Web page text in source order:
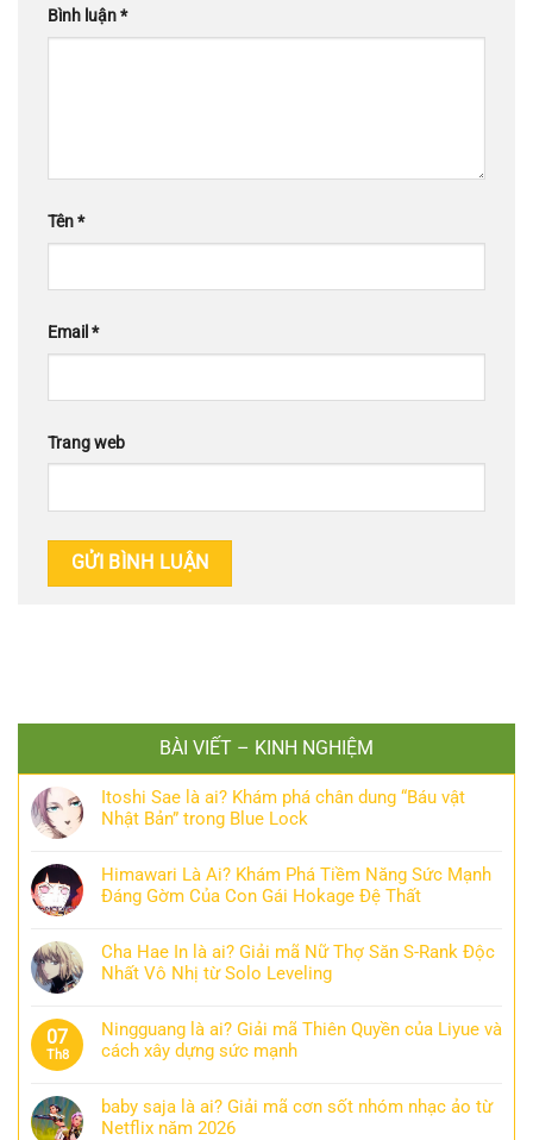
Bình luận*
Tên*
Email *
Trang web
BÀI VIẾT – KINH NGHIỆM
Itoshi Sae là ai? Khám phá chân dung “Báu vật
Nhật Bản” trong Blue Lock
Himawari Là Ai? Khám Phá Tiềm Năng Sức Mạnh
Đáng Gờm Của Con Gái Hokage Đệ Thất
Cha Hae In là ai? Giải mã Nữ Thợ Săn S-Rank Độc
Nhất Vô Nhị từ Solo Leveling
07
Th8
Ningguang là ai? Giải mã Thiên Quyền của Liyue và
cách xây dựng sức mạnh
baby saja là ai? Giải mã cơn sốt nhóm nhạc ảo từ
Netflix năm 2026